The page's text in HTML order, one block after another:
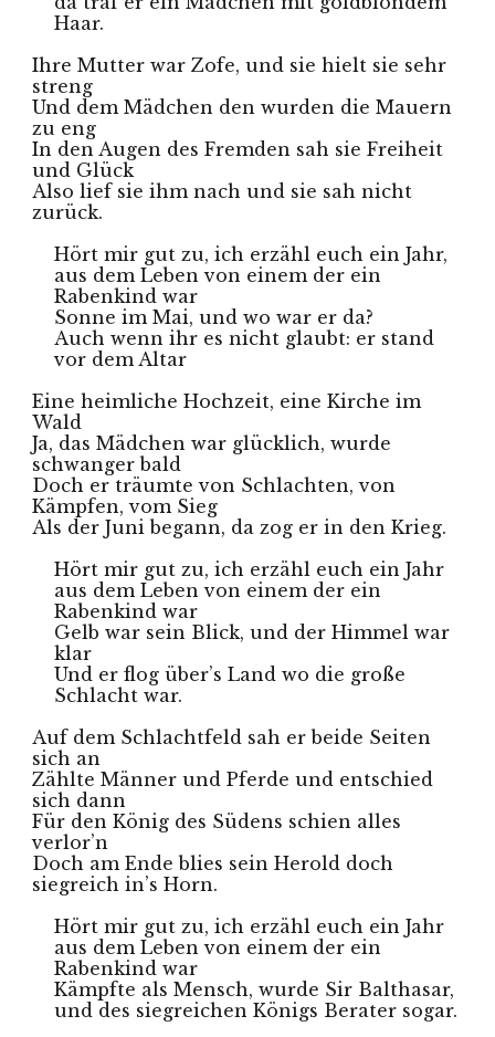
Haar.
Ihre Mutter war Zofe, und sie hielt sie sehr
streng
Und dem Mädchen den wurden die Mauern
zu eng
In den Augen des Fremden sah sie Freiheit
und Glück
Also lief sie ihm nach und sie sah nicht
zurück.
Hört mir gut zu, ich erzähl euch ein Jahr,
aus dem Leben von einem der ein
Rabenkind war
Sonne im Mai, und wo war er da?
Auch wenn ihr es nicht glaubt: er stand
vor dem Altar
Eine heimliche Hochzeit, eine Kirche im
Wald
Ja, das Mädchen war glücklich, wurde
schwanger bald
Doch er träumte von Schlachten, von
Kämpfen, vom Sieg
Als der Juni begann, da zog er in den Krieg.
Hört mir gut zu, ich erzähl euch ein Jahr
aus dem Leben von einem der ein
Rabenkind war
Gelb war sein Blick, und der Himmel war
klar
Und er flog über’s Land wo die große
Schlacht war.
Auf dem Schlachtfeld sah er beide Seiten
sich an
Zählte Männer und Pferde und entschied
sich dann
Für den König des Südens schien alles
verlor’n
Doch am Ende blies sein Herold doch
siegreich in’s Horn.
Hört mir gut zu, ich erzähl euch ein Jahr
aus dem Leben von einem der ein
Rabenkind war
Kämpfte als Mensch, wurde Sir Balthasar,
und des siegreichen Königs Berater sogar.